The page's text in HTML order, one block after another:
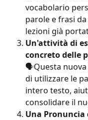
vocabolario
parole e frasi
lezioni già
Un'attività di
concreto delle
🗣Questa
di utilizzare le
intero testo,
consolidare il
Una Pronuncia